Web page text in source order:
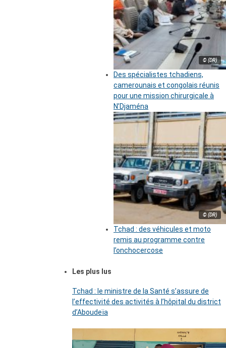
© (DR)
Des spécialistes tchadiens,
camerounais et congolais réunis
pour une mission chirurgicale à
N’Djaména
© (DR)
Tchad : des véhicules et moto
remis au programme contre
l’onchocercose
Les plus lus
Tchad : le ministre de la Santé s’assure de
l’effectivité des activités à l’hôpital du district
d’Aboudeïa